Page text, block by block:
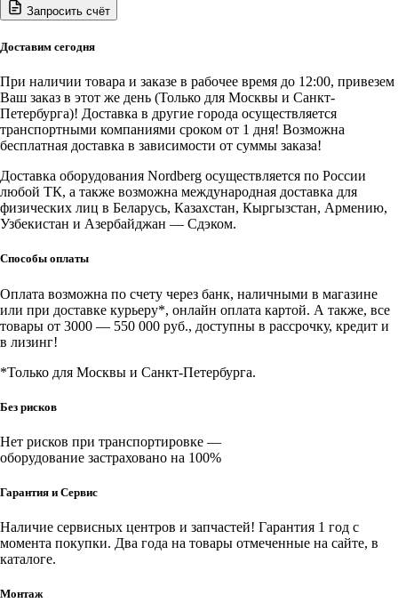
Nordberg
гидравлический
N32030
Запросить счёт
Доставим сегодня
При наличии товара и заказе в рабочее время до 12:00, привезем
Ваш заказ в этот же день (Только для Москвы и Санкт-
Петербурга)! Доставка в другие города осуществляется
транспортными компаниями сроком от 1 дня! Возможна
бесплатная доставка в зависимости от суммы заказа!
Доставка оборудования Nordberg осуществляется по России
любой ТК, а также возможна международная доставка для
физических лиц в Беларусь, Казахстан, Кыргызстан, Армению,
Узбекистан и Азербайджан — Сдэком.
Способы оплаты
Оплата возможна по счету через банк, наличными в магазине
или при доставке курьеру*, онлайн оплата картой. А также, все
товары от 3000 — 550 000 руб., доступны в рассрочку, кредит и
в лизинг!
*Только для Москвы и Санкт-Петербурга.
Без рисков
Нет рисков при транспортировке —
оборудование застраховано на 100%
Гарантия и Сервис
Наличие сервисных центров и запчастей! Гарантия 1 год с
момента покупки. Два года на товары отмеченные на сайте, в
каталоге.
Монтаж